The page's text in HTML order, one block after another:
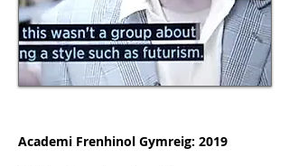
Academi Frenhinol Gymreig: 2019